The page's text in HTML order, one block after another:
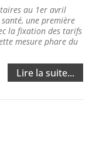
au 1er avril
une première
la fixation des tarifs
mesure phare du
Lire la suite...